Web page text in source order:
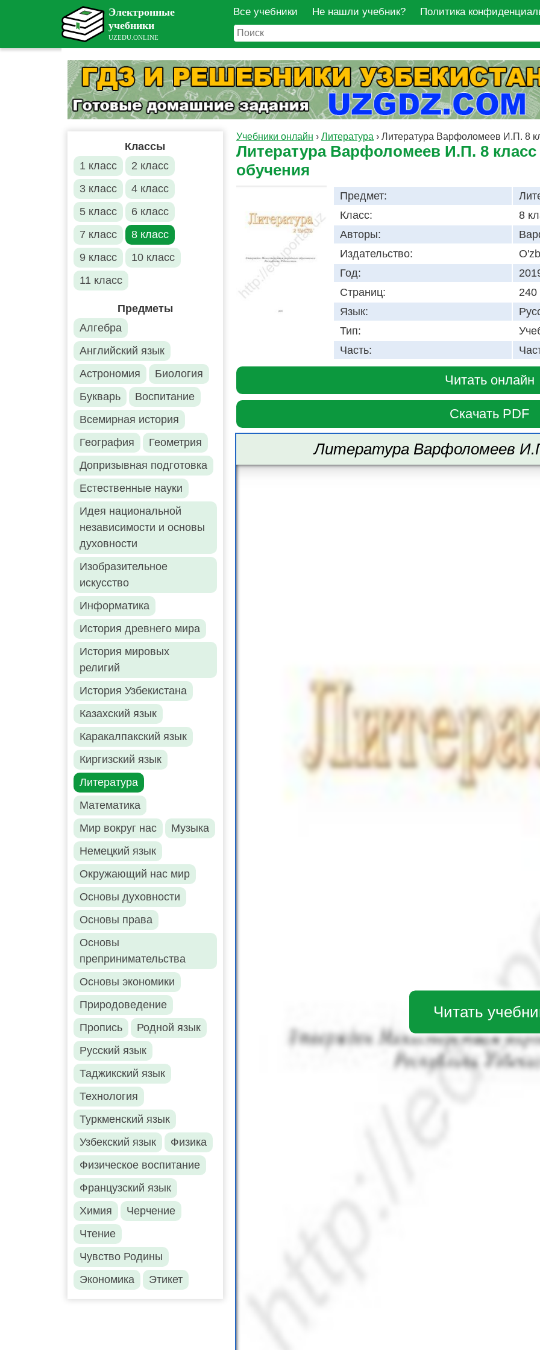
Все учебники Не нашли учебник? Политика
Классы
1 класс
2 класс
3 класс
4 класс
5 класс
6 класс
7 класс
8 класс
9 класс
10 класс
11 класс
Предметы
Алгебра
Английский язык
Астрономия
Биология
Букварь
Воспитание
Всемирная история
География
Геометрия
Допризывная подготовка
Естественные науки
Идея национальной
независимости и основы
духовности
Изобразительное
искусство
Информатика
История древнего мира
История мировых
религий
История Узбекистана
Казахский язык
Каракалпакский язык
Киргизский язык
Литература
Математика
Мир вокруг нас
Музыка
Немецкий язык
Окружающий нас мир
Основы духовности
Основы права
Основы
препринимательства
Основы экономики
Природоведение
Пропись
Родной язык
Русский язык
Таджикский язык
Технология
Туркменский язык
Узбекский язык
Физика
Физическое воспитание
Французский язык
Химия
Черчение
Чтение
Чувство Родины
Экономика
Этикет
Учебники онлайн › Литература › Литература Варфоломеев И.П. 8
Литература Варфоломеев И.П. 8 класс
обучения
Предмет:
Класс:
8
Авторы:
Издательство:
Год:
Страниц:
240
Язык:
Тип:
Часть:
Читать онлайн
Скачать PDF
Литература Варфоломеев
Читать